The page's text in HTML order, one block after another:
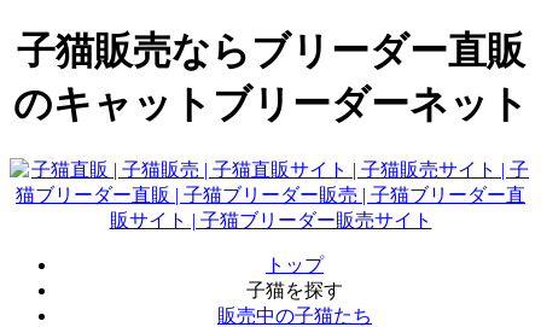
子猫販売ならブリーダー直販
のキャットブリーダーネット
トップ
子猫を探す
販売中の子猫たち